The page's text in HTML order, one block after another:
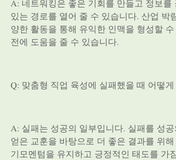
A: 네트워킹은 좋은 기회를 만들고 정보를
있는 경로를 열어 줄 수 있습니다. 산업 박
양한 활동을 통해 유익한 인맥을 형성할
전에 도움을 줄 수 있습니다.
Q: 맞춤형 직업 육성에 실패했을 때 어떻
A: 실패는 성공의 일부입니다. 실패를 성
얻은 교훈을 바탕으로 더 좋은 결과를 위
기모멘텀을 유지하고 긍정적인 태도를 가